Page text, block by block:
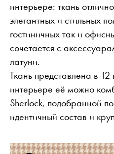
Дом в одежде
рассылка
ISSUU
Pinterest
Youtube
интерьере: ткань
элегантных и стильных
гостиничных так и
сочетается с
латуни.
Ткань представлена в
интерьере её можно
Sherlock, подобранной
идентичный состав и